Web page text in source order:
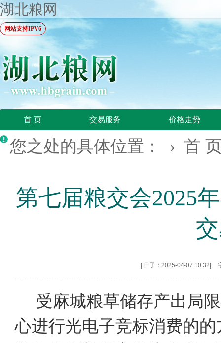
湖北粮网
网站支持IPV6
首 页 交易服务 价格走势
您之处的具体位置： › 首
第七届粮交会2025
日子：2025-04-07 10:32
受麻城粮草储存产出局
心进行光电子竞标消费的